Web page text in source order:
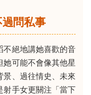
問私事
不絕地講她喜歡的音
可能不會像其他星
景、過往情史、未來
射手女更關注「當下